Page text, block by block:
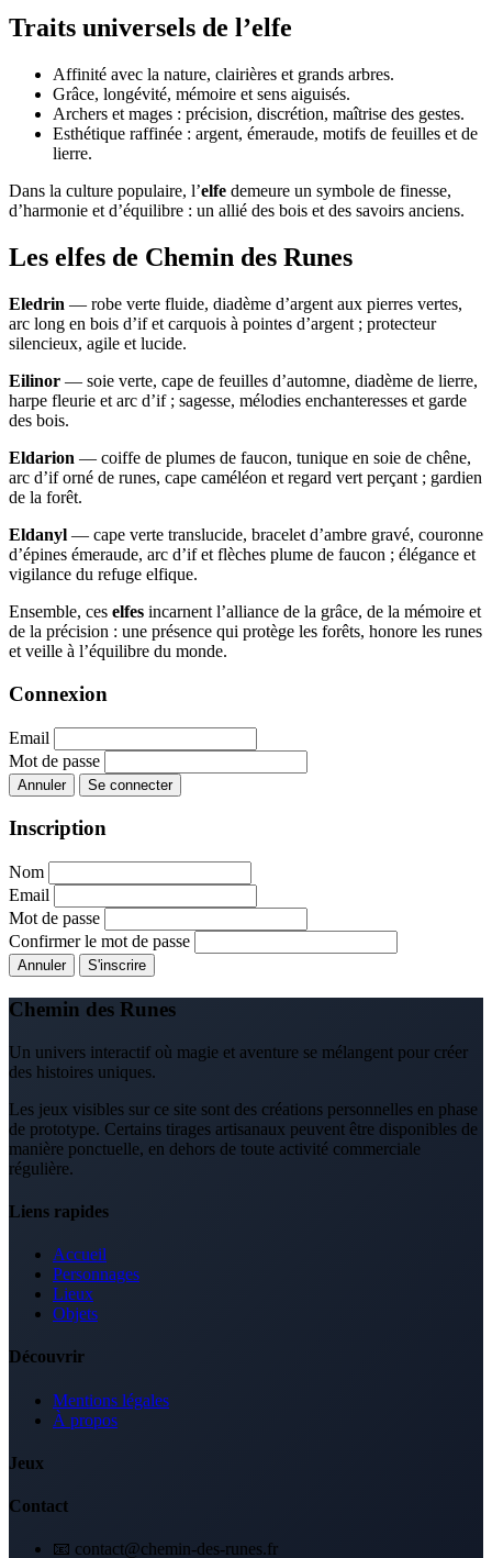
Traits universels de l’elfe
Affinité avec la nature, clairières et grands arbres.
Grâce, longévité, mémoire et sens aiguisés.
Archers et mages : précision, discrétion, maîtrise des gestes.
Esthétique raffinée : argent, émeraude, motifs de feuilles et de
lierre.
Dans la culture populaire, l’elfe demeure un symbole de finesse,
d’harmonie et d’équilibre : un allié des bois et des savoirs anciens.
Les elfes de Chemin des Runes
Eledrin — robe verte fluide, diadème d’argent aux pierres vertes,
arc long en bois d’if et carquois à pointes d’argent ; protecteur
silencieux, agile et lucide.
Eilinor — soie verte, cape de feuilles d’automne, diadème de lierre,
harpe fleurie et arc d’if ; sagesse, mélodies enchanteresses et garde
des bois.
Eldarion — coiffe de plumes de faucon, tunique en soie de chêne,
arc d’if orné de runes, cape caméléon et regard vert perçant ; gardien
de la forêt.
Eldanyl — cape verte translucide, bracelet d’ambre gravé, couronne
d’épines émeraude, arc d’if et flèches plume de faucon ; élégance et
vigilance du refuge elfique.
Ensemble, ces elfes incarnent l’alliance de la grâce, de la mémoire et
de la précision : une présence qui protège les forêts, honore les runes
et veille à l’équilibre du monde.
Connexion
Email
Mot de passe
Annuler Se connecter
Inscription
Nom
Email
Mot de passe
Confirmer le mot de passe
Annuler S'inscrire
Chemin des Runes
Un univers interactif où magie et aventure se mélangent pour créer
des histoires uniques.
Les jeux visibles sur ce site sont des créations personnelles en phase
de prototype. Certains tirages artisanaux peuvent être disponibles de
manière ponctuelle, en dehors de toute activité commerciale
régulière.
Liens rapides
Accueil
Personnages
Lieux
Objets
Découvrir
Mentions légales
À propos
Jeux
Contact
📧 contact@chemin-des-runes.fr